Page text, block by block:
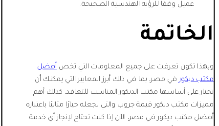
عميل وفقا للرؤية الهندسية الصحيحة.
الخاتمة
وبهذا تكون تعرفت على جميع المعلومات التي تخص أفضل
مكتب ديكورفي مصر، بما في ذلك أبرز المعايير التي يمكنك أن
تختار على أساسها مكتب الديكور المناسب للتعاقد، كذلك أهم
مميزات مكتب ديكور قيمة جروب والتي تجعله خيارًا مثاليًا باعتباره
أفضل مكتب ديكور في مصر، الآن إذا كنت تحتاج لإنجاز أي خدمة